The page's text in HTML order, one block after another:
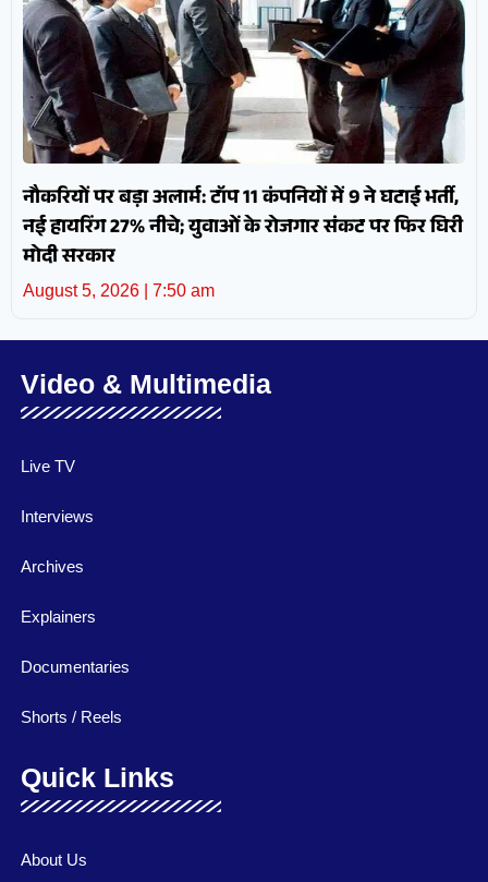
नौकरियों पर बड़ा अलार्म: टॉप 11 कंपनियों में 9 ने घटाई भर्ती,
नई हायरिंग 27% नीचे; युवाओं के रोजगार संकट पर फिर घिरी
मोदी सरकार
August 5, 2026 7:50 am
Video & Multimedia
Live TV
Interviews
Archives
Explainers
Documentaries
Shorts / Reels
Quick Links
About Us